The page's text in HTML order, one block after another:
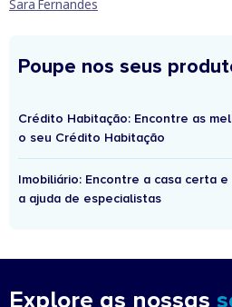
Sara Fernandes
Poupe nos seus
Crédito Habitação: Encontre as
o seu Crédito Habitação
Imobiliário: Encontre a casa certa
a ajuda de especialistas
Explore as nossas